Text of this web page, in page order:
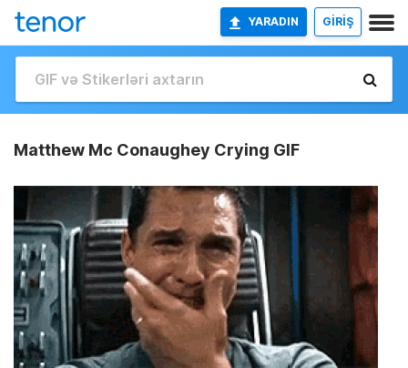
YARADIN GİRİŞ
Matthew Mc Conaughey Crying GIF